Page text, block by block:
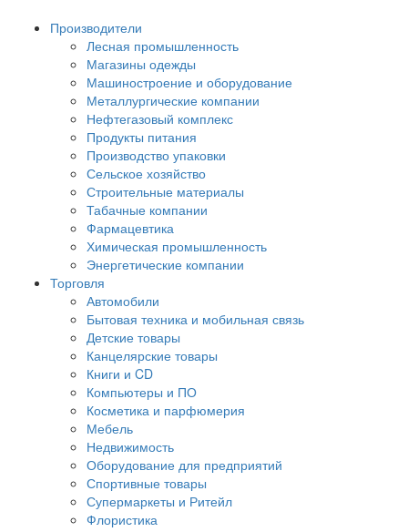
Производители
Лесная промышленность
Магазины одежды
Машиностроение и оборудование
Металлургические компании
Нефтегазовый комплекс
Продукты питания
Производство упаковки
Сельское хозяйство
Строительные материалы
Табачные компании
Фармацевтика
Химическая промышленность
Энергетические компании
Торговля
Автомобили
Бытовая техника и мобильная связь
Детские товары
Канцелярские товары
Книги и CD
Компьютеры и ПО
Косметика и парфюмерия
Мебель
Недвижимость
Оборудование для предприятий
Спортивные товары
Супермаркеты и Ритейл
Флористика